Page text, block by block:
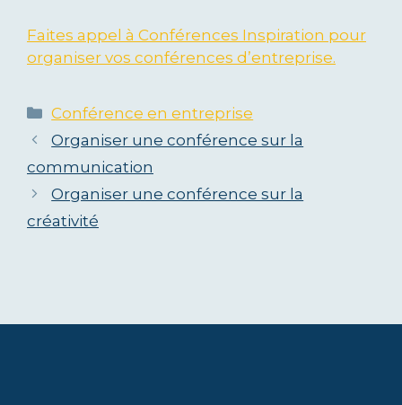
Faites appel à Conférences Inspiration pour
organiser vos conférences d’entreprise.
Catégories
Conférence en entreprise
Organiser une conférence sur la
communication
Organiser une conférence sur la
créativité